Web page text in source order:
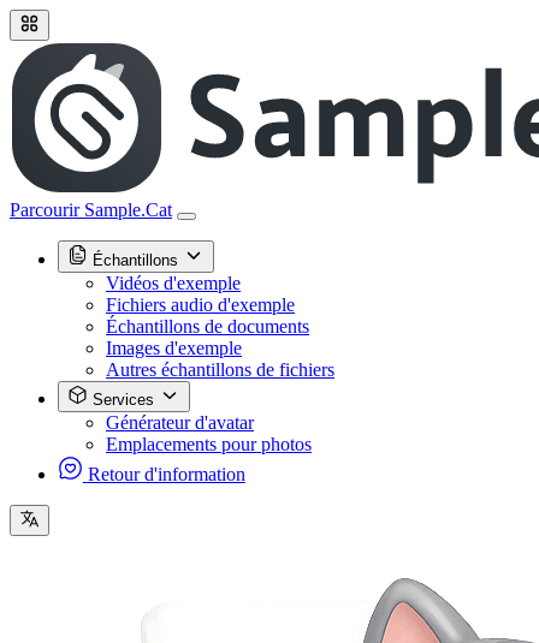
Parcourir Sample.Cat
Échantillons
Vidéos d'exemple
Fichiers audio d'exemple
Échantillons de documents
Images d'exemple
Autres échantillons de fichiers
Services
Générateur d'avatar
Emplacements pour photos
Retour d'information